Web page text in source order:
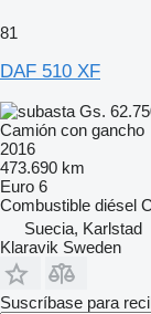
81
DAF 510 XF
Gs.
Camión con gancho
2016
473.690 km
Euro 6
Combustible diésel
Suecia, Karlstad
Klaravik Sweden
Suscríbase para